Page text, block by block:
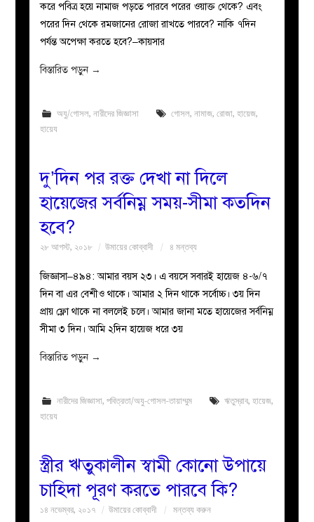
করে পবিত্র হয়ে নামাজ পড়তে পারবে পরের ওয়াক্ত থেকে? এবং
পরের দিন থেকে রমজানের রোজা রাখতে পারবে? নাকি ৭দিন
পর্যন্ত অপেক্ষা করতে হবে?–কায়সার
বিস্তারিত পড়ুন →
অযু/গোসল, নারীদের জিজ্ঞাসা গোসল, নামাজ, রোজা, হায়েজ,
হায়েয
দু’দিন পর রক্ত দেখা না দিলে
হায়েজের সর্বনিম্ন সময়-সীমা কতদিন
হবে?
২৮ আগস্ট, ২০১৮ উমায়ের কোব্বাদী ৪ মন্তব্য
জিজ্ঞাসা–৪৯৪: আমার বয়স ২৩। এ বয়সে সবারই হায়েজ ৪-৬/৭
দিন বা এর বেশীও থাকে। আমার ২ দিন থাকে সর্বোচ্চ। ৩য় দিন
প্রায় ফ্লো থাকে না বললেই চলে। আমার জানা মতে হায়েজের সর্বনিম্ন
সীমা ৩ দিন। আমি ২দিন হায়েজ ধরে ৩য়
বিস্তারিত পড়ুন →
নারীদের জিজ্ঞাসা, পবিত্রতা/অযু-গোসল-তায়াম্মুম ঋতুস্রাব, হায়েজ,
হায়েয
স্ত্রীর ঋতুকালীন স্বামী কোনো উপায়ে
চাহিদা পূরণ করতে পারবে কি?
১৪ নভেম্বর, ২০১৭ উমায়ের কোব্বাদী মন্তব্য করুন